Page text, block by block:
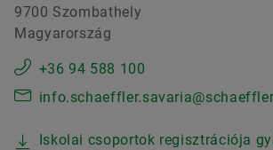
9700 Szombathely
Magyarország
+36 94 588 100
Iskolai csoportok regisztrációja